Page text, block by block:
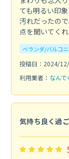
ても明るい印
汚れだったの
点を聞いてく
ベランダ/バルコ
投稿日：2024/
利用業者： なんで
気持ち良く過